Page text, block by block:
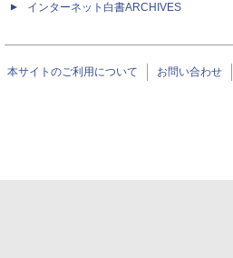
インターネット白書ARCHIVES
本サイトのご利用について お問い合わせ